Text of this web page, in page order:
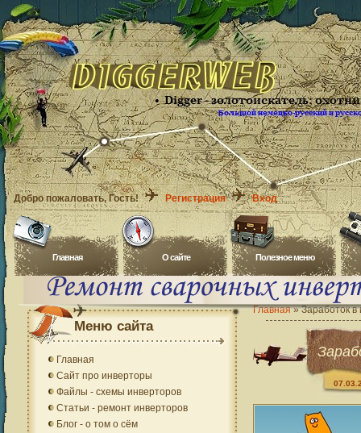
Добро пожаловать, Гость! Регистрация Вход
Главная O сайте Полезное меню
Главная»Заработок в
Меню сайта
Главная
Сайт про инверторы
Файлы - схемы инверторов
Статьи - ремонт инверторов
Блог - о том о сём